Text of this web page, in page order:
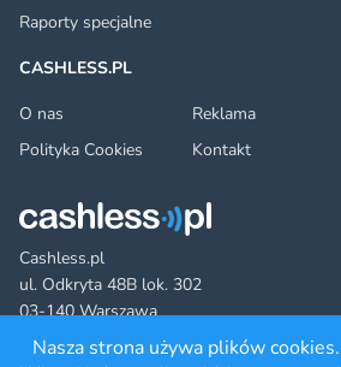
Cashless.pl
ul. Odkryta 48B lok. 302
03-140 Warszawa
Raporty specjalne
CASHLESS.PL
O nas
Reklama
Polityka Cookies
Kontakt
Nasza strona używa plików cookies.